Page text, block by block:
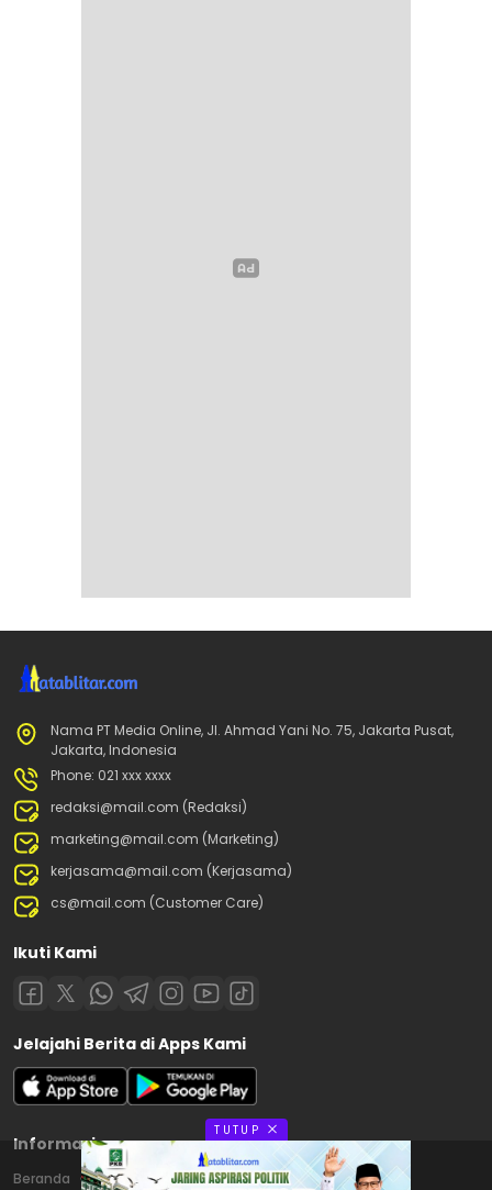
Nama PT Media Online, Jl. Ahmad Yani No. 75, Jakarta Pusat,
Jakarta, Indonesia
Phone: 021 xxx xxxx
redaksi@mail.com (Redaksi)
marketing@mail.com (Marketing)
kerjasama@mail.com (Kerjasama)
cs@mail.com (Customer Care)
Ikuti Kami
Jelajahi Berita di Apps Kami
Informasi
Beranda Contact Disclaimer Privacy Policy
TUTUP